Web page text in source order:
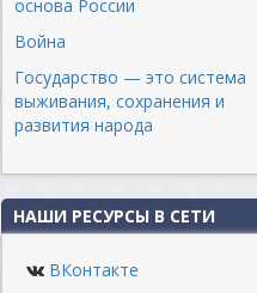
основа России
Война
Государство — это система
выживания, сохранения и
развития народа
НАШИ РЕСУРСЫ В СЕТИ
ВКонтакте